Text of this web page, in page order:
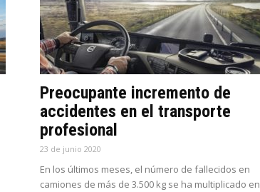
Preocupante incremento de
accidentes en el transporte
profesional
23 de junio 2020
En los últimos meses, el número de fallecidos en
camiones de más de 3.500 kg se ha multiplicado en